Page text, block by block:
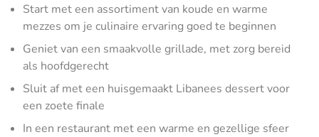
Start met een assortiment van koude en warme
mezzes om je culinaire ervaring goed te beginnen
Geniet van een smaakvolle grillade, met zorg bereid
als hoofdgerecht
Sluit af met een huisgemaakt Libanees dessert voor
een zoete finale
In een restaurant met een warme en gezellige sfeer